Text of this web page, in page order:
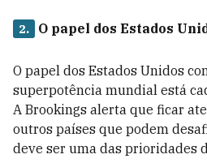
2. O papel dos Estados
O papel dos Estados Unidos
superpotência mundial está
A Brookings alerta que ficar
outros países que podem
deve ser uma das prioridades